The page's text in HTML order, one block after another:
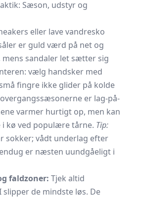
Sæson, udstyr og
eller lave vandresko
er guld værd på net og
mens sandaler let sætter sig
vælg handsker med
fingre ikke glider på kolde
er lag-på-
varmer hurtigt op, men kan
i kø ved populære tårne. Tip:
sokker; vådt underlag efter
er næsten uundgåeligt i
faldzoner: Tjek altid
de mindste løs. De